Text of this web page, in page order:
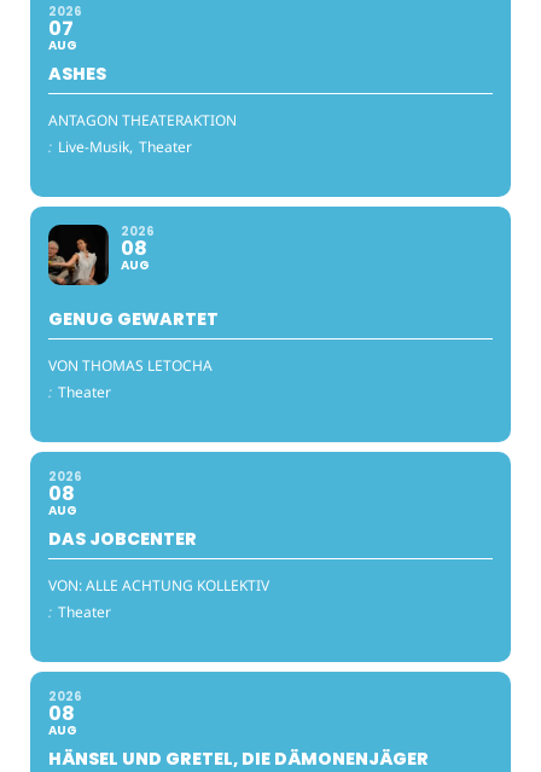
2026
07
AUG
ASHES
ANTAGON THEATERAKTION
: Live-Musik, Theater
2026
08
AUG
GENUG GEWARTET
VON THOMAS LETOCHA
: Theater
2026
08
AUG
DAS JOBCENTER
VON: ALLE ACHTUNG KOLLEKTIV
: Theater
2026
08
AUG
HÄNSEL UND GRETEL, DIE DÄMONENJÄGER